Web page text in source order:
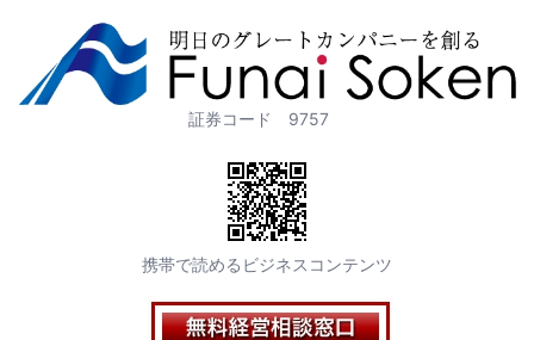
証券コード 9757
携帯で読めるビジネスコンテンツ